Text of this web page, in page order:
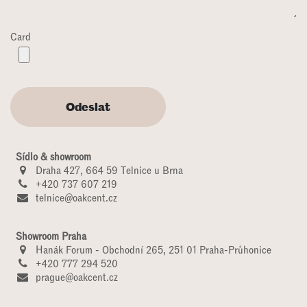
Card
Odeslat
Sídlo & showroom
Draha 427, 664 59 Telnice u Brna
+420 737 607 219‬
telnice@oakcent.cz
Showroom Praha
Hanák Forum - Obchodní 265, 251 01 Praha-Průhonice
+420 777 294 520
prague@oakcent.cz